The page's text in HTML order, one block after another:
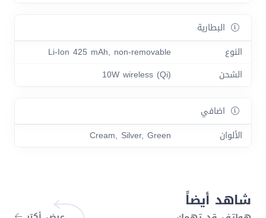
البطارية
النوع
Li-Ion 425 mAh, non-removable
الشحن
10W wireless (Qi)
اضافي
الألوان
Cream, Silver, Green
شاهد أيضاً